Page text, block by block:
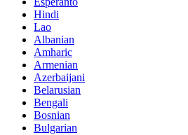
Hindi
Lao
Albanian
Amharic
Armenian
Azerbaijani
Belarusian
Bengali
Bosnian
Bulgarian